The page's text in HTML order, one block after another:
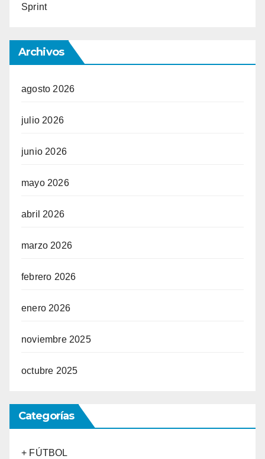
Sprint
Archivos
agosto 2026
julio 2026
junio 2026
mayo 2026
abril 2026
marzo 2026
febrero 2026
enero 2026
noviembre 2025
octubre 2025
Categorías
+ FÚTBOL